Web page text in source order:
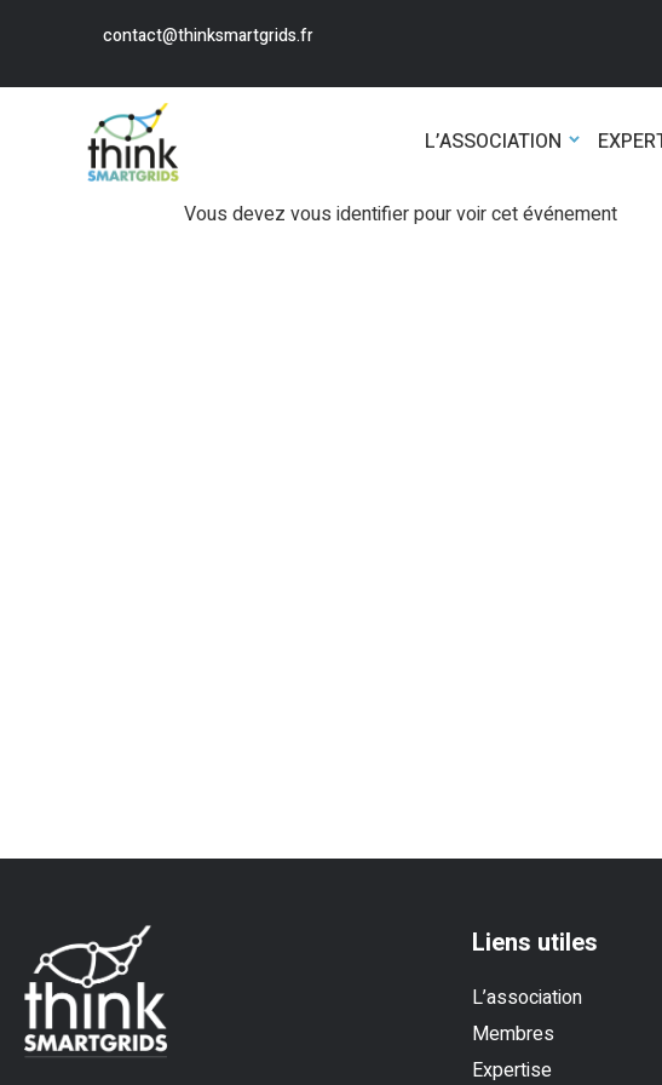
contact@thinksmartgrids.fr
L’ASSOCIATION
Vous devez vous identifier pour voir cet événement
Liens utiles
L’association
Membres
Expertise